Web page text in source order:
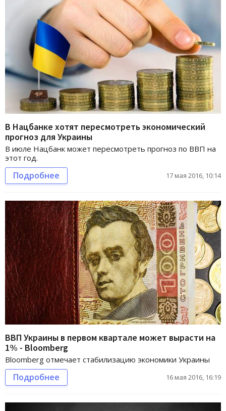
В Нацбанке хотят пересмотреть экономический
прогноз для Украины
В июле Нацбанк может пересмотреть прогноз по ВВП на
этот год.
Подробнее 17 мая 2016, 10:14
ВВП Украины в первом квартале может вырасти на
1% - Bloomberg
Bloomberg отмечает стабилизацию экономики Украины
Подробнее 16 мая 2016, 16:19